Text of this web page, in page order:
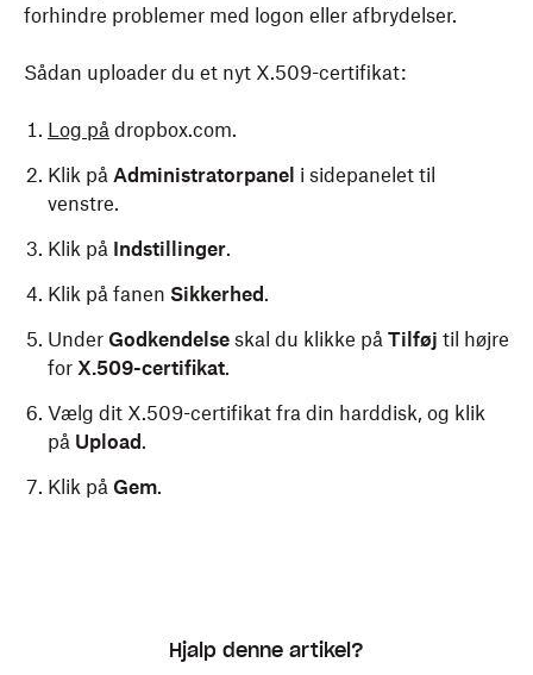
forhindre problemer med logon eller afbrydelser.
Sådan uploader du et nyt X.509-certifikat:
Log på dropbox.com.
Klik på Administratorpanel i sidepanelet til
venstre.
Klik på Indstillinger.
Klik på fanen Sikkerhed .
Under Godkendelse skal du klikke på Tilføj til højre
for X.509-certifikat.
Vælg dit X.509-certifikat fra din harddisk, og klik
på Upload .
Klik på Gem.
Hjalp denne artikel?